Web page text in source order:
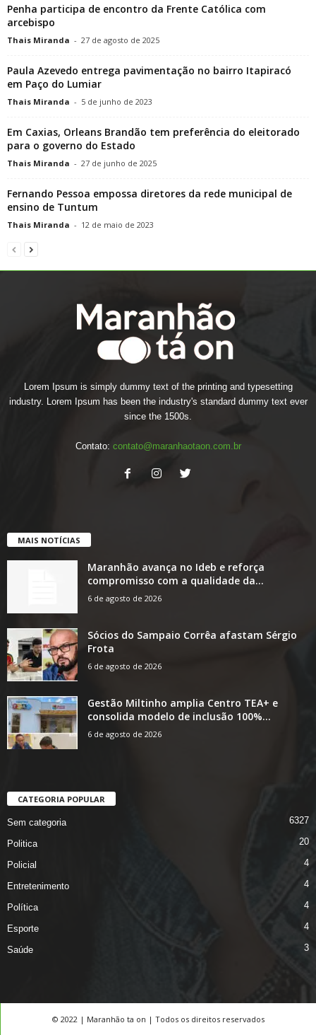
Penha participa de encontro da Frente Católica com
arcebispo
Thais Miranda - 27 de agosto de 2025
Paula Azevedo entrega pavimentação no bairro Itapiracó
em Paço do Lumiar
Thais Miranda - 5 de junho de 2023
Em Caxias, Orleans Brandão tem preferência do eleitorado
para o governo do Estado
Thais Miranda - 27 de junho de 2025
Fernando Pessoa empossa diretores da rede municipal de
ensino de Tuntum
Thais Miranda - 12 de maio de 2023
Lorem Ipsum is simply dummy text of the printing and typesetting
industry. Lorem Ipsum has been the industry's standard dummy text ever
since the 1500s.
Contato: contato@maranhaotaon.com.br
MAIS NOTÍCIAS
Maranhão avança no Ideb e reforça
compromisso com a qualidade da...
6 de agosto de 2026
Sócios do Sampaio Corrêa afastam Sérgio
Frota
6 de agosto de 2026
Gestão Miltinho amplia Centro TEA+ e
consolida modelo de inclusão 100%...
6 de agosto de 2026
CATEGORIA POPULAR
Sem categoria 6327
Politica 20
Policial 4
Entretenimento 4
Política 4
Esporte 4
Saúde 3
© 2022 | Maranhão ta on | Todos os direitos reservados